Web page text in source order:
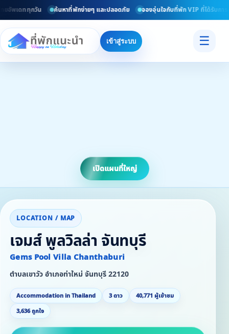
อัพเดททุกวัน ค้นหาที่พักง่ายๆ และปลอดภัย จองอุ่นใจกับที่พัก VIP ที่ได้รับการต
เข้าสู่ระบบ ☰
เปิดแผนที่ใหญ่
LOCATION / MAP
เจมส์ พูลวิลล่า จันทบุรี
Gems Pool Villa Chanthaburi
ตำบลเขาวัว อำเภอท่าใหม่ จันทบุรี 22120
Accommodation in Thailand 3 ดาว
40,771 ผู้เข้าชม
3,636 ถูกใจ